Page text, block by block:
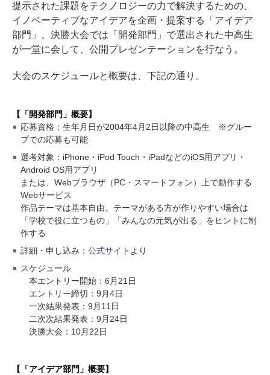
提示された課題をテクノロジーの力で解決するための、
イノベーティブなアイデアを企画・提案する「アイデア
部門」。決勝大会では「開発部門」で選出された中高生
が一堂に会して、公開プレゼンテーションを行なう。
大会のスケジュールと概要は、下記の通り。
【「開発部門」概要】
応募資格：生年月日が2004年4月2日以降の中高生 ※グルー
プでの応募も可能
選考対象：iPhone・iPod Touch・iPadなどのiOS用アプリ・
Android OS用アプリ
または、Webブラウザ（PC・スマートフォン）上で動作する
Webサービス
作品テーマは基本自由。テーマがある方が作りやすい場合は
「学校で役に立つもの」「みんなの元気が出る」をヒントに制
作する
詳細・申し込み： 公式サイト より
スケジュール
本エントリー開始：6月21日
エントリー締切：9月4日
一次結果発表：9月11日
二次次結果発表：9月24日
決勝大会：10月22日
【「アイデア部門」概要】